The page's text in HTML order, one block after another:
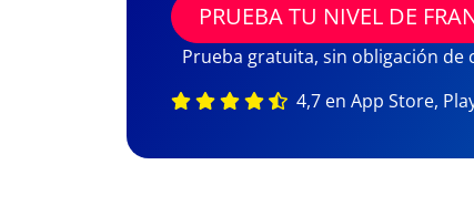
PRUEBA TU NIVEL DE
Prueba gratuita, sin obligación de
4,7 en App Store,